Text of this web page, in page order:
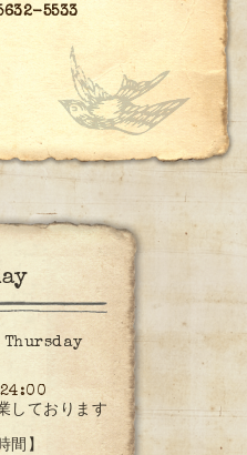
5533
Thursday
しております
間】